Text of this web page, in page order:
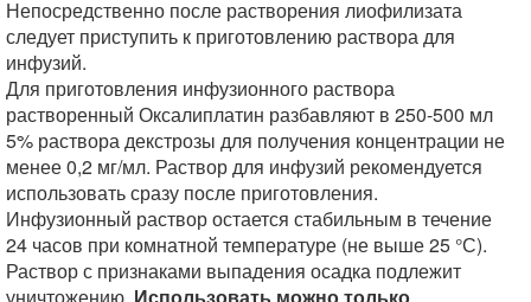
Непосредственно после растворения лиофилизата
следует приступить к приготовлению раствора для
инфузий.
Для приготовления инфузионного раствора
растворенный Оксалиплатин разбавляют в 250-500 мл
5% раствора декстрозы для получения концентрации не
менее 0,2 мг/мл. Раствор для инфузий рекомендуется
использовать сразу после приготовления.
Инфузионный раствор остается стабильным в течение
24 часов при комнатной температуре (не выше 25 °С).
Раствор с признаками выпадения осадка подлежит